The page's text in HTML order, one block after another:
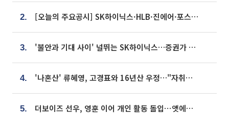
2. [오늘의 주요공시] SK하이닉스·HLB·진에어·포스코홀딩스·네이버·대우건설 등
3. '불안과 기대 사이' 널뛰는 SK하이닉스…증권가 "HBM4·LTA 기반 펀터멘털 견고"
4. '나혼산' 류혜영, 고경표와 16년산 우정…"자취방서 부모님과 마주쳐"
5. 더보이즈 선우, 영훈 이어 개인 활동 돌입⋯앳에어리어와 전속계약